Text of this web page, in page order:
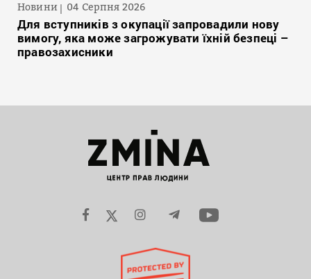
Новини 04 Серпня 2026
Для вступників з окупації запровадили нову
вимогу, яка може загрожувати їхній безпеці –
правозахисники